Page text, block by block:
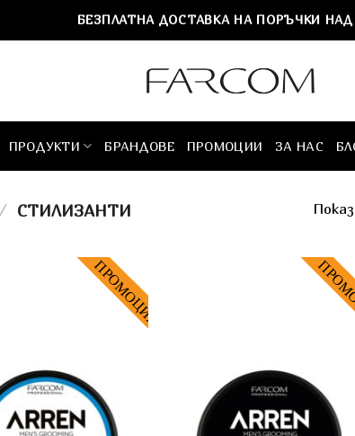
БЕЗПЛАТНА ДОСТАВКА НА ПОРЪЧКИ НАД
ПРОДУКТИ БРАНДОВЕ ПРОМОЦИИ ЗА НАС
/ СТИЛИЗАНТИ